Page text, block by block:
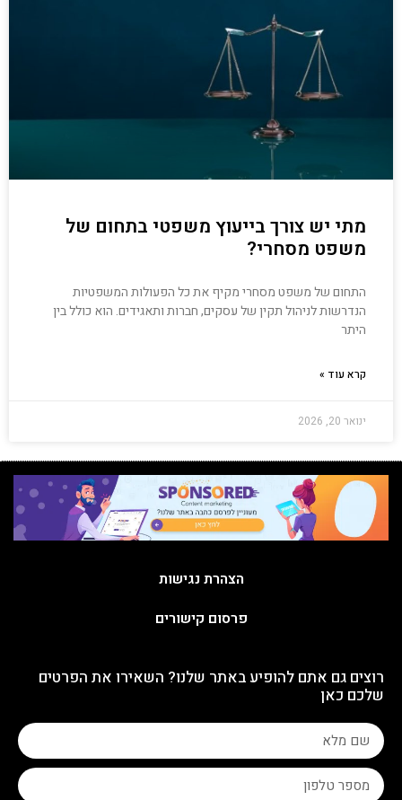
מתי יש צורך בייעוץ משפטי בתחום של
משפט מסחרי?
התחום של משפט מסחרי מקיף את כל הפעולות המשפטיות
הנדרשות לניהול תקין של עסקים, חברות ותאגידים. הוא כולל בין
היתר
קרא עוד »
ינואר 20, 2026
הצהרת נגישות
פרסום קישורים
רוצים גם אתם להופיע באתר שלנו? השאירו את הפרטים
שלכם כאן